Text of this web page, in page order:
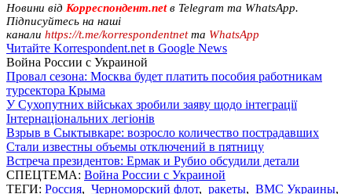
Новини від Корреспондент.netв Telegram та WhatsApp.
Підписуйтесь на наші
канали https://t.me/korrespondentnetта WhatsApp
Читайте Korrespondent.net в Google News
Война России с Украиной
Провал сезона: Москва будет платить пособия работникам
турсектора Крыма
У Сухопутних військах зробили заяву щодо інтеграції
Інтернаціональних легіонів
Взрыв в Сыктывкаре: возросло количество пострадавших
Стали известны объемы отключений в пятницу
Встреча президентов: Ермак и Рубио обсудили детали
СПЕЦТЕМА: Война России с Украиной
ТЕГИ: Россия, Черноморский флот, ракеты, ВМС Украины,